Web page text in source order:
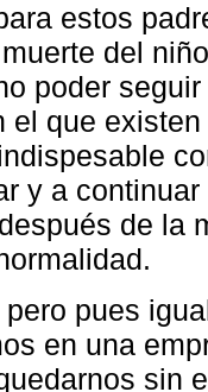
estos
del
poder
el que
y a
de la
pero pues
en una
sin